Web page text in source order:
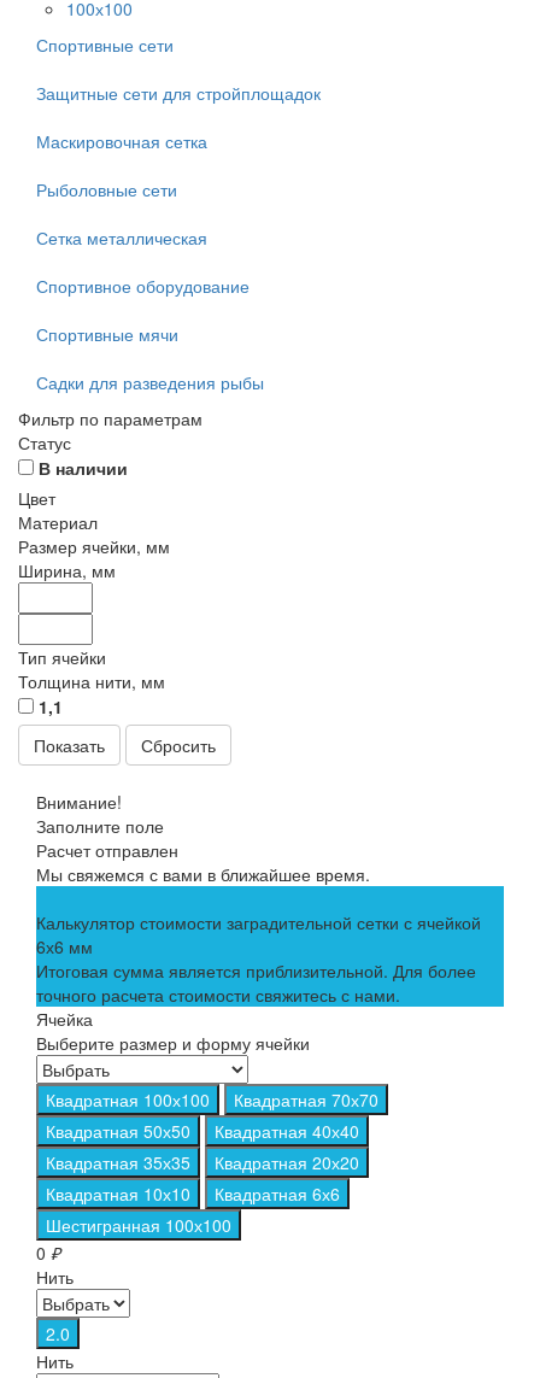
100х100
Спортивные сети
Защитные сети для стройплощадок
Маскировочная сетка
Рыболовные сети
Сетка металлическая
Спортивное оборудование
Спортивные мячи
Садки для разведения рыбы
Фильтр по параметрам
Статус
В наличии
Цвет
Материал
Размер ячейки, мм
Ширина, мм
Тип ячейки
Толщина нити, мм
1,1
Сбросить
Внимание!
Заполните поле
Расчет отправлен
Мы свяжемся с вами в ближайшее время.
Калькулятор стоимости заградительной сетки с ячейкой
6х6 мм
Итоговая сумма является приблизительной. Для более
точного расчета стоимости свяжитесь с нами.
Ячейка
Выберите размер и форму ячейки
Квадратная 100х100
Квадратная 70х70
Квадратная 50х50
Квадратная 40х40
Квадратная 35х35
Квадратная 20х20
Квадратная 10х10
Квадратная 6х6
Шестигранная 100х100
0 ₽
Нить
2.0
Нить